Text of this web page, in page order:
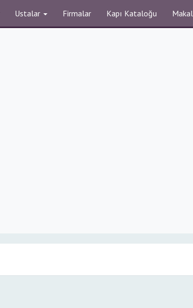
Ustalar Firmalar Kapı Kataloğu